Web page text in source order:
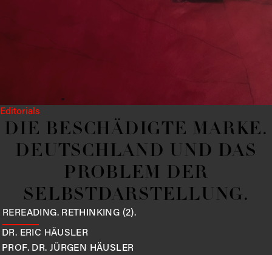
Editorials
DIE BESCHÄDIGTE MARKE.
DEUTSCHLAND UND DAS
PROBLEM DER
SELBSTDARSTELLUNG.
DR. ERIC HÄUSLER
PROF. DR. JÜRGEN
HÄUSLER
REREADING. RETHINKING (2).